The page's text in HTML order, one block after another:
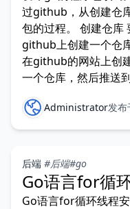
过github，从创建仓
包的过程。 创建仓库
github上创建一个仓
在github的网站上创
一个仓库，然后推送
Administrator发
后端 #后端#go
Go语言for循
Go语言for循环线程